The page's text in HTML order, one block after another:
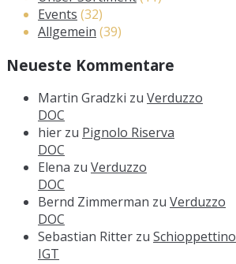
Events (32)
Allgemein (39)
Neueste Kommentare
Martin Gradzki zu Verduzzo
DOC
hier zu Pignolo Riserva
DOC
Elena zu Verduzzo
DOC
Bernd Zimmerman zu Verduzzo
DOC
Sebastian Ritter zu Schioppettino
IGT